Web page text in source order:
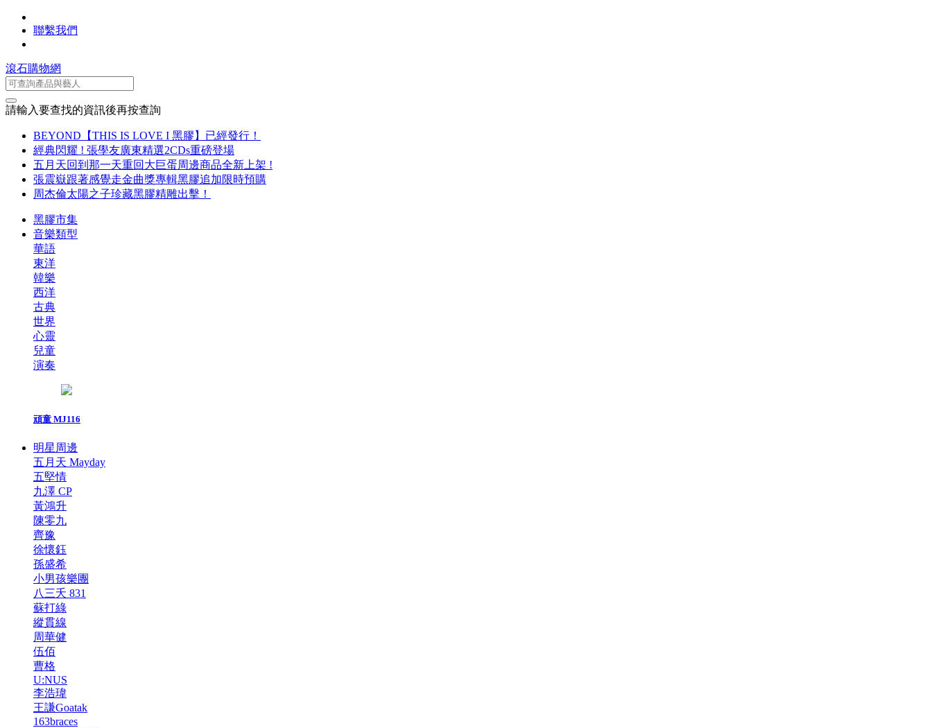
聯繫我們
滾石購物網
請輸入要查找的資訊後再按查詢
BEYOND【THIS IS LOVE I 黑膠】已經發行！
經典閃耀 ! 張學友廣東精選2CDs重磅登場
五月天回到那一天重回大巨蛋周邊商品全新上架 !
張震嶽跟著感覺走金曲獎專輯黑膠追加限時預購
周杰倫太陽之子珍藏黑膠精雕出擊！
黑膠市集
音樂類型
華語
東洋
韓樂
西洋
古典
世界
心靈
兒童
演奏
頑童 MJ116
明星周邊
五月天 Mayday
五堅情
九澤 CP
黃鴻升
陳零九
齊豫
徐懷鈺
孫盛希
小男孩樂團
八三夭 831
蘇打綠
縱貫線
周華健
伍佰
曹格
U:NUS
李浩瑋
王謙Goatak
163braces